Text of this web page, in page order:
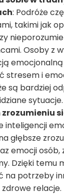
: Podróże
takimi jak
Osoby z
stresem i
są bardziej
sytuacje.
zrozumieniu
inteligencji
głębsze
emocji osób,
Dzięki temu
na potrzeby
relacje.